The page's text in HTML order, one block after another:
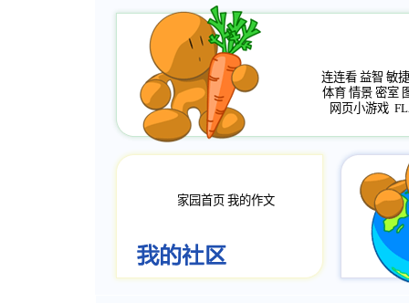
连连看 益智 敏捷
体育 情景 密室
网页小游戏
家园首页 我的作文